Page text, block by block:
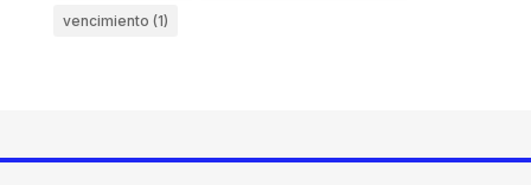
vencimiento (1)